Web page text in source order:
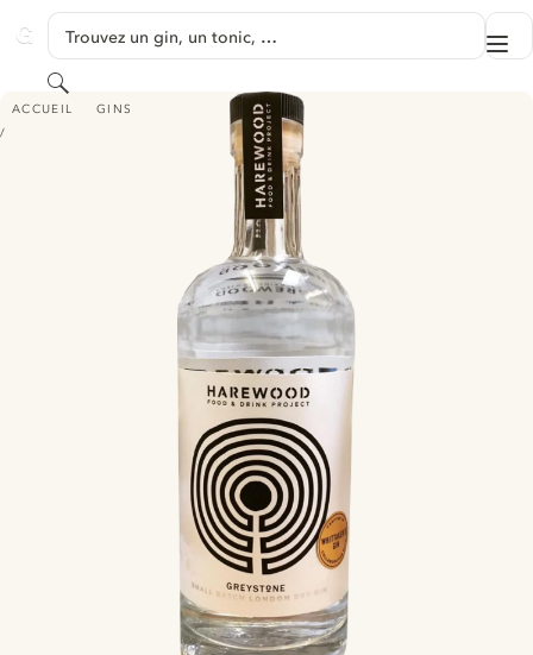
GINVENTORY
Trouvez un gin, un tonic, …
Rechercher
ACCUEIL GINS
HAREWOOD GREYSTONE SMALL BATCH LONDON DRY GIN